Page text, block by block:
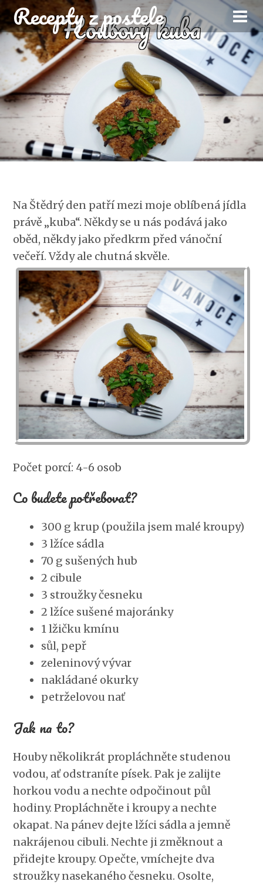
Recepty z postele
Houbový kuba
Na Štědrý den patří mezi moje oblíbená jídla
právě „kuba“. Někdy se u nás podává jako
oběd, někdy jako předkrm před vánoční
večeří. Vždy ale chutná skvěle.
Počet porcí: 4-6 osob
Co budete potřebovat?
300 g krup (použila jsem malé kroupy)
3 lžíce sádla
70 g sušených hub
2 cibule
3 stroužky česneku
2 lžíce sušené majoránky
1 lžičku kmínu
sůl, pepř
zeleninový vývar
nakládané okurky
petrželovou nať
Jak na to?
Houby několikrát propláchněte studenou
vodou, ať odstraníte písek. Pak je zalijte
horkou vodu a nechte odpočinout půl
hodiny. Propláchněte i kroupy a nechte
okapat. Na pánev dejte lžíci sádla a jemně
nakrájenou cibuli. Nechte ji změknout a
přidejte kroupy. Opečte, vmíchejte dva
stroužky nasekaného česneku. Osolte,